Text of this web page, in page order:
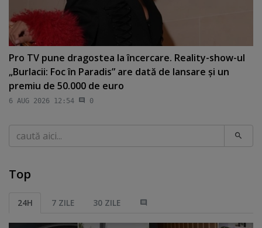
Pro TV pune dragostea la încercare. Reality-show-ul
„Burlacii: Foc în Paradis” are dată de lansare şi un
premiu de 50.000 de euro
6 AUG 2026 12:54 0
Caută
Top
24H 7 ZILE 30 ZILE